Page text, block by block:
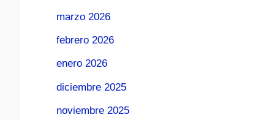
marzo 2026
febrero 2026
enero 2026
diciembre 2025
noviembre 2025